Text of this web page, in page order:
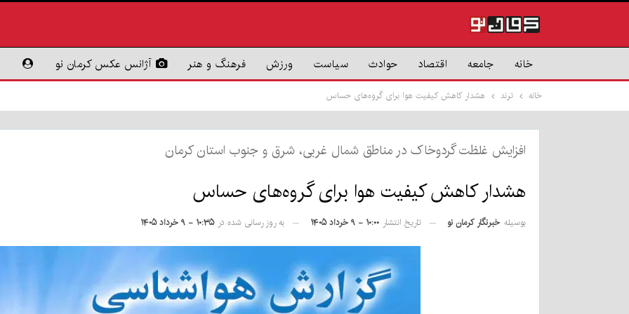
خانه جامعه اقتصاد حوادث سیاست ورزش فرهنگ و هنر آژانس عکس کرمان نو
خانه ترند هشدار کاهش کیفیت هوا برای گروه‌های حساس
افزایش غلظت گردوخاک در مناطق شمال غربی، شرق و جنوب استان کرمان
هشدار کاهش کیفیت هوا برای گروه‌های حساس
بوسیله خبرنگار کرمان نو تاریخ انتشار ۱۰:۰۰ - ۹ خرداد ۱۴۰۵ به روز رسانی شده در ۱۰:۳۵ - ۹ خرداد ۱۴۰۵